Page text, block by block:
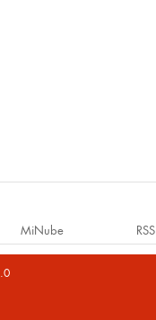
MiNube RSS